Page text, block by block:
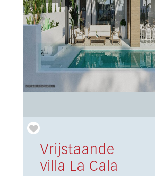
Vrijstaande
villa La Cala